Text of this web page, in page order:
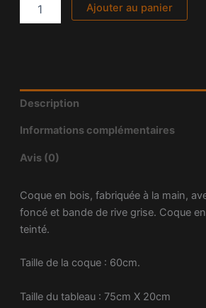
Ajouter au panier
Description
Informations complémentaires
Avis (0)
Coque en bois, fabriquée à la main,
foncé et bande de rive grise. Coque
teinté.
Taille de la coque : 60cm.
Taille du tableau : 75cm X 20cm